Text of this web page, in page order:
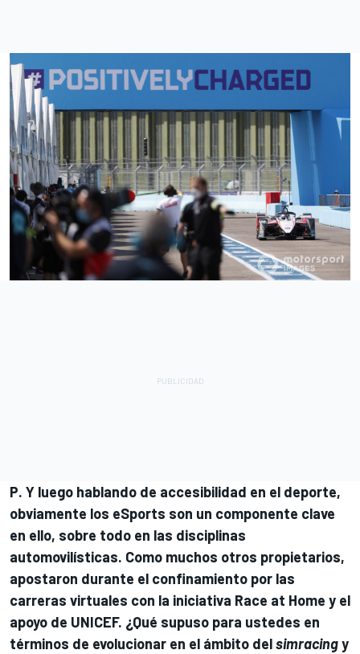
P. Y luego hablando de accesibilidad en el deporte,
obviamente los eSports son un componente clave
en ello, sobre todo en las disciplinas
automovilísticas. Como muchos otros propietarios,
apostaron durante el confinamiento por las
carreras virtuales con la iniciativa Race at Home y el
apoyo de UNICEF. ¿Qué supuso para ustedes en
términos de evolucionar en el ámbito delsimracingy